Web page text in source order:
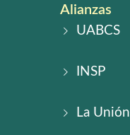
Alianzas
UABCS
INSP
La Unión